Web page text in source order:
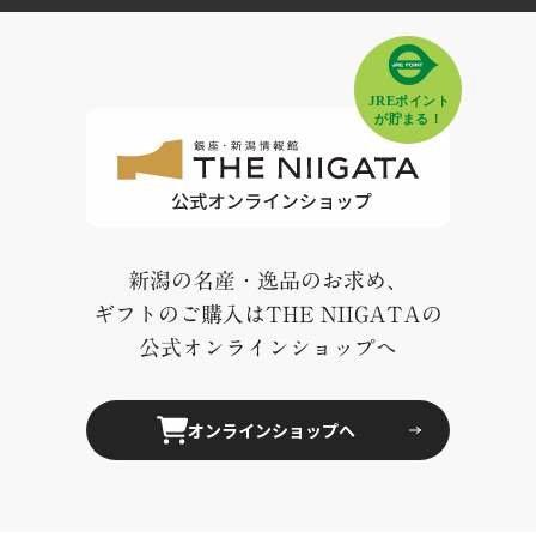
新潟の名産・逸品のお求め、
ギフトのご購入はTHE NIIGATAの
公式オンラインショップへ
オンラインショップへ